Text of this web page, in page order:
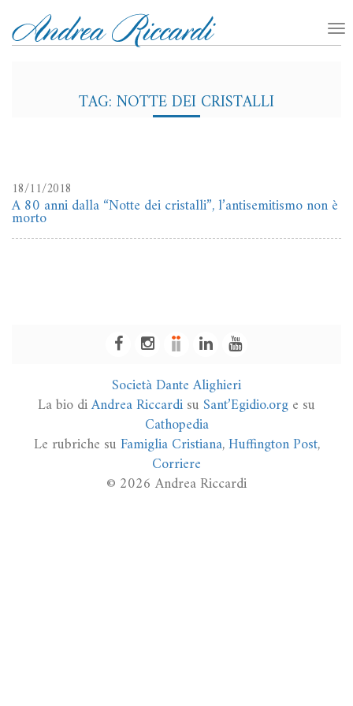
TAG: NOTTE DEI CRISTALLI
18/11/2018
A 80 anni dalla “Notte dei cristalli”, l’antisemitismo non è
morto
Società Dante Alighieri
La bio diAndrea RiccardisuSant’Egidio.orge su
Cathopedia
Le rubriche suFamiglia Cristiana,Huffington Post,
Corriere
© 2026 Andrea Riccardi